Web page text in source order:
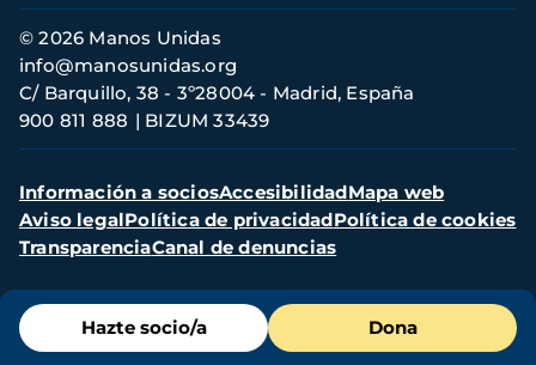
Menú
de
Hazte socio/a Dona
Información
de
contacto
© 2026 Manos Unidas
C/ Barquillo, 38 - 3º28004 - Madrid, España
900 811 888
BIZUM 33439
info@manosunidas.org
Menú
secundario
Información a sociosAccesibilidadMapa web
Aviso legalPolítica de privacidadPolítica de cookies
TransparenciaCanal de denuncias